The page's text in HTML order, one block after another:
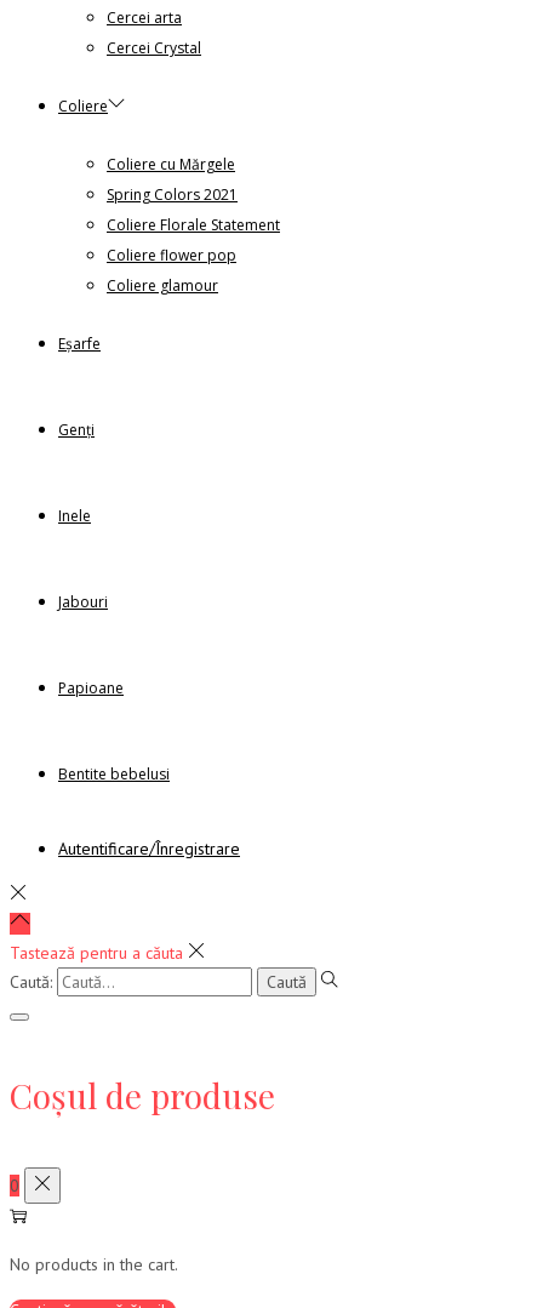
Cercei arta
Cercei Crystal
Coliere
Coliere cu Mărgele
Spring Colors 2021
Coliere Florale Statement
Coliere flower pop
Coliere glamour
Eșarfe
Genți
Inele
Jabouri
Papioane
Bentite bebelusi
Autentificare/Înregistrare
Tastează pentru a căuta
Caută:
Coșul de produse
0
No products in the cart.